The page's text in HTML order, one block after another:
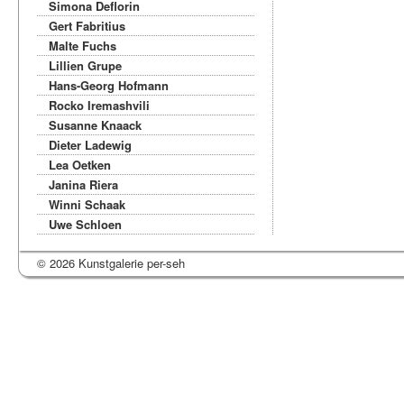
Simona Deflorin
Gert Fabritius
Malte Fuchs
Lillien Grupe
Hans-Georg Hofmann
Rocko Iremashvili
Susanne Knaack
Dieter Ladewig
Lea Oetken
Janina Riera
Winni Schaak
Uwe Schloen
© 2026 Kunstgalerie per-seh